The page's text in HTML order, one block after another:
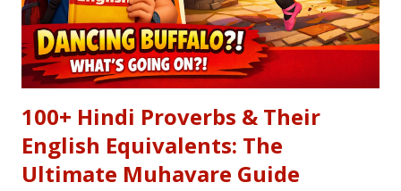
100+ Hindi Proverbs & Their
English Equivalents: The
Ultimate Muhavare Guide